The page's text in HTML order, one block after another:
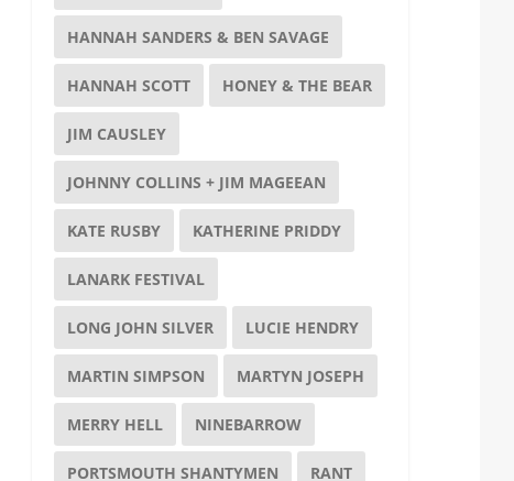
HANNAH SANDERS & BEN SAVAGE
HANNAH SCOTT HONEY & THE BEAR
JIM CAUSLEY
JOHNNY COLLINS + JIM MAGEEAN
KATE RUSBY KATHERINE PRIDDY
LANARK FESTIVAL
LONG JOHN SILVER LUCIE HENDRY
MARTIN SIMPSON MARTYN JOSEPH
MERRY HELL NINEBARROW
PORTSMOUTH SHANTYMEN RANT